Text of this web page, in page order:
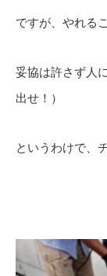
ですが、やれる
妥協は許さず人
出せ！）
というわけで、